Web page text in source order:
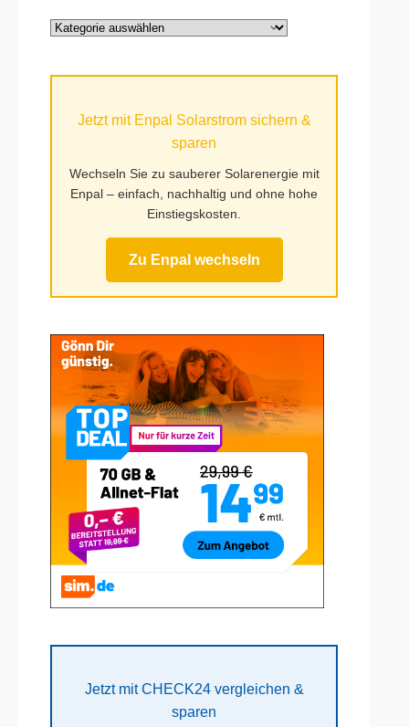
Alle
Jetzt mit Enpal Solarstrom sichern &
sparen
Wechseln Sie zu sauberer Solarenergie mit
Enpal – einfach, nachhaltig und ohne hohe
Einstiegskosten.
Zu Enpal wechseln
Jetzt mit CHECK24 vergleichen &
sparen